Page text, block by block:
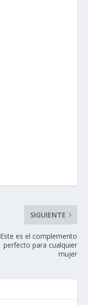
SIGUIENTE
Este es el complemento
perfecto para cualquier
mujer